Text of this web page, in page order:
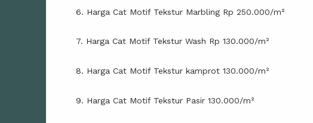
6. Harga Cat Motif Tekstur Marbling Rp 250.000/m²
7. Harga Cat Motif Tekstur Wash Rp 130.000/m²
8. Harga Cat Motif Tekstur kamprot 130.000/m²
9. Harga Cat Motif Tekstur Pasir 130.000/m²